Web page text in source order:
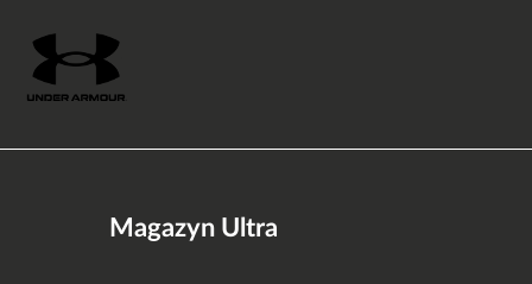
Magazyn Ultra